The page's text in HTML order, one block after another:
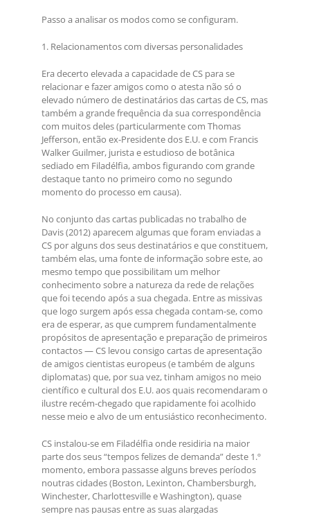
Passo a analisar os modos como se configuram.
1. Relacionamentos com diversas personalidades
Era decerto elevada a capacidade de CS para se
relacionar e fazer amigos como o atesta não só o
elevado número de destinatários das cartas de CS, mas
também a grande frequência da sua correspondência
com muitos deles (particularmente com Thomas
Jefferson, então ex-Presidente dos E.U. e com Francis
Walker Guilmer, jurista e estudioso de botânica
sediado em Filadélfia, ambos figurando com grande
destaque tanto no primeiro como no segundo
momento do processo em causa).
No conjunto das cartas publicadas no trabalho de
Davis (2012) aparecem algumas que foram enviadas a
CS por alguns dos seus destinatários e que constituem,
também elas, uma fonte de informação sobre este, ao
mesmo tempo que possibilitam um melhor
conhecimento sobre a natureza da rede de relações
que foi tecendo após a sua chegada. Entre as missivas
que logo surgem após essa chegada contam-se, como
era de esperar, as que cumprem fundamentalmente
propósitos de apresentação e preparação de primeiros
contactos — CS levou consigo cartas de apresentação
de amigos cientistas europeus (e também de alguns
diplomatas) que, por sua vez, tinham amigos no meio
científico e cultural dos E.U. aos quais recomendaram o
ilustre recém-chegado que rapidamente foi acolhido
nesse meio e alvo de um entusiástico reconhecimento.
CS instalou-se em Filadélfia onde residiria na maior
parte dos seus “tempos felizes de demanda” deste 1.º
momento, embora passasse alguns breves períodos
noutras cidades (Boston, Lexinton, Chambersburgh,
Winchester, Charlottesville e Washington), quase
sempre nas pausas entre as suas alargadas